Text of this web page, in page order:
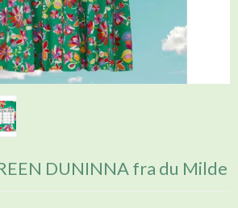
DUNINNA fra du Milde